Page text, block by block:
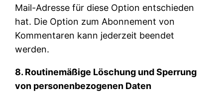
Mail-Adresse für diese Option entschieden
hat. Die Option zum Abonnement von
Kommentaren kann jederzeit beendet
werden.
8. Routinemäßige Löschung und Sperrung
von personenbezogenen Daten